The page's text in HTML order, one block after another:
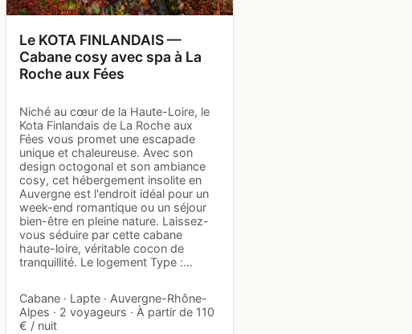
Le KOTA FINLANDAIS —
Cabane cosy avec spa à La
Roche aux Fées
Niché au cœur de la Haute-Loire, le
Kota Finlandais de La Roche aux
Fées vous promet une escapade
unique et chaleureuse. Avec son
design octogonal et son ambiance
cosy, cet hébergement insolite en
Auvergne est l'endroit idéal pour un
week-end romantique ou un séjour
bien-être en pleine nature. Laissez-
vous séduire par cette cabane
haute-loire, véritable cocon de
tranquillité. Le logement Type :…
Cabane · Lapte · Auvergne-Rhône-
Alpes · 2 voyageurs · À partir de 110
€ / nuit